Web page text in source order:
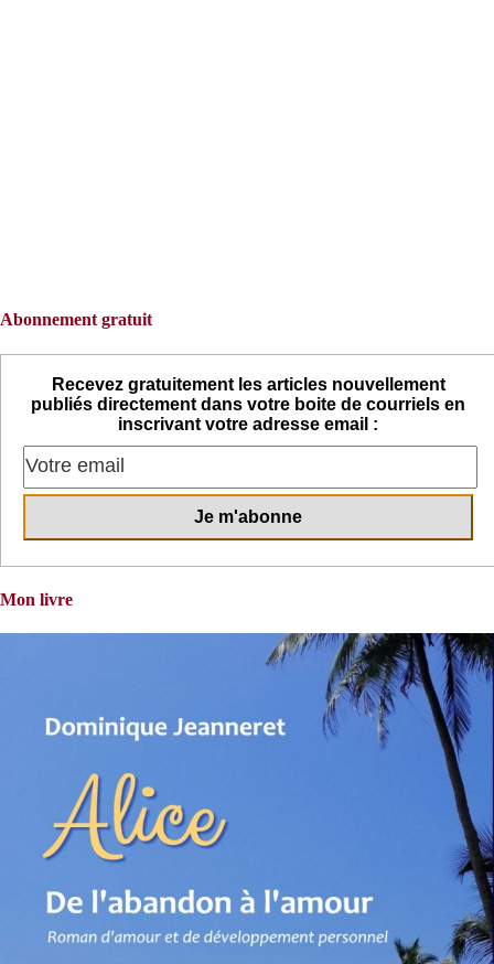
Abonnement gratuit
Recevez gratuitement les articles nouvellement
publiés directement dans votre boite de courriels en
inscrivant votre adresse email :
Mon livre